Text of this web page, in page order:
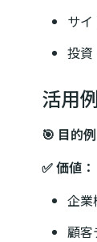
サイ
投資
活用
🎯 目的例
✅ 価値：
企業
顧客